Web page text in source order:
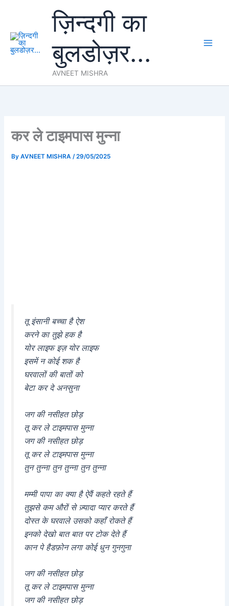
content
ज़िन्दगी का
बुलडोज़र...
AVNEET MISHRA
कर ले टाइमपास मुन्ना
ByAVNEET MISHRA/29/05/2025
तू इंसानी बच्चा है ऐश
करने का तुझे हक है
योर लाइफ इज़ योर लाइफ
इसमें न कोई शक है
घरवालों की बातों को
बेटा कर दे अनसुना
जग की नसीहत छोड़
तू कर ले टाइमपास मुन्ना
जग की नसीहत छोड़
तू कर ले टाइमपास मुन्ना
तुन तुन्ना तुन तुन्ना तुन तुन्ना
मम्मी पापा का क्या है ऐवैं कहते रहते हैं
तुझसे कम औरों से ज़्यादा प्यार करते हैं
दोस्त के घरवाले उसको कहाँ रोकते हैं
इनको देखो बात बात पर टोक देते हैं
कान पे हैडफ़ोन लगा कोई धुन गुनगुना
जग की नसीहत छोड़
तू कर ले टाइमपास मुन्ना
जग की नसीहत छोड़